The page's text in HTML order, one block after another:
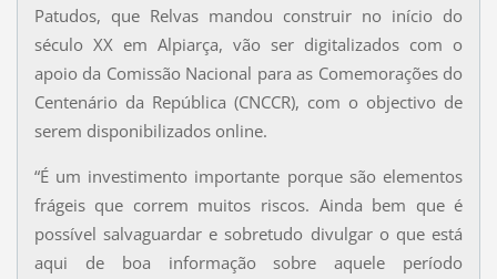
Patudos, que Relvas mandou construir no início do
século XX em Alpiarça, vão ser digitalizados com o
apoio da Comissão Nacional para as Comemorações do
Centenário da República (CNCCR), com o objectivo de
serem disponibilizados online.
“É um investimento importante porque são elementos
frágeis que correm muitos riscos. Ainda bem que é
possível salvaguardar e sobretudo divulgar o que está
aqui de boa informação sobre aquele período